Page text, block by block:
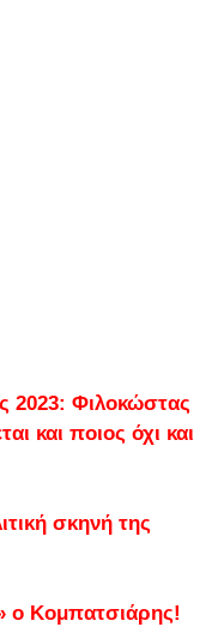
2023: Φιλοκώστας
και ποιος όχι και
σκηνή της
ο Κομπατσιάρης!